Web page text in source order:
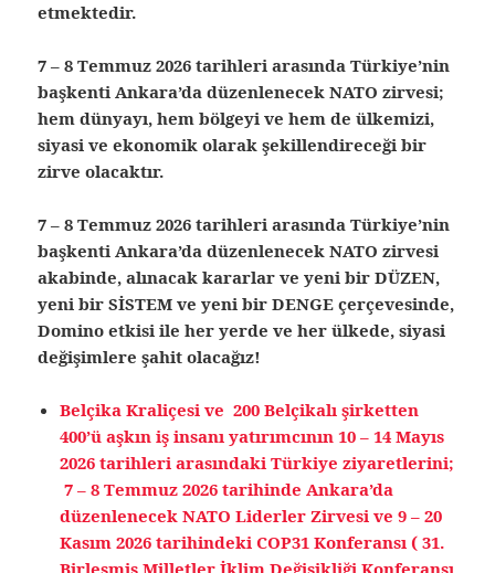
etmektedir.
7 – 8 Temmuz 2026 tarihleri arasında Türkiye’nin
başkenti Ankara’da düzenlenecek NATO zirvesi;
hem dünyayı, hem bölgeyi ve hem de ülkemizi,
siyasi ve ekonomik olarak şekillendireceği bir
zirve olacaktır.
7 – 8 Temmuz 2026 tarihleri arasında Türkiye’nin
başkenti Ankara’da düzenlenecek NATO zirvesi
akabinde, alınacak kararlar ve yeni bir DÜZEN,
yeni bir SİSTEM ve yeni bir DENGE çerçevesinde,
Domino etkisi ile her yerde ve her ülkede, siyasi
değişimlere şahit olacağız!
Belçika Kraliçesi ve 200 Belçikalı şirketten
400’ü aşkın iş insanı yatırımcının 10 – 14 Mayıs
2026 tarihleri arasındaki Türkiye ziyaretlerini;
7 – 8 Temmuz 2026 tarihinde Ankara’da
düzenlenecek NATO Liderler Zirvesi ve 9 – 20
Kasım 2026 tarihindeki COP31 Konferansı ( 31.